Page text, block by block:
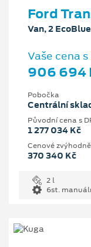
Ford
Van, 2
Vaše cena s
906 694
Pobočka
Centrální
Původní cena s
1 277 034 Kč
Cenové
370 340 Kč
2 l
6st.